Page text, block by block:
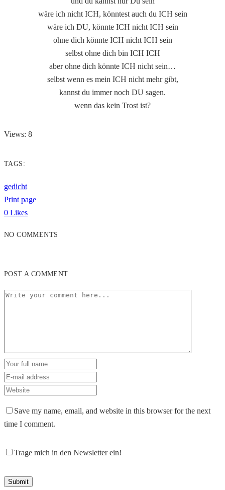
wäre ich nicht ICH, könntest auch du ICH sein
wäre ich DU, könnte ICH nicht ICH sein
ohne dich könnte ICH nicht ICH sein
selbst ohne dich bin ICH ICH
aber ohne dich könnte ICH nicht sein…
selbst wenn es mein ICH nicht mehr gibt,
kannst du immer noch DU sagen.
wenn das kein Trost ist?
Views: 8
TAGS:
gedicht
Print page
0 Likes
NO COMMENTS
POST A COMMENT
Save my name, email, and website in this browser for the next
time I comment.
Trage mich in den Newsletter ein!